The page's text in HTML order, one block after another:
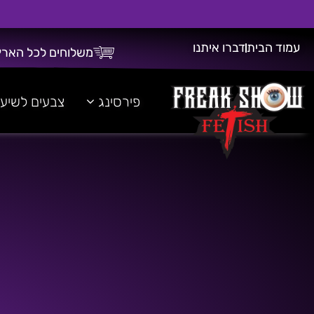
משלוח חינם על כל רכישה מעל 300 ש"ח!
עמוד הביתדברו איתנו משלוחים לכל
פירסינג צבעים